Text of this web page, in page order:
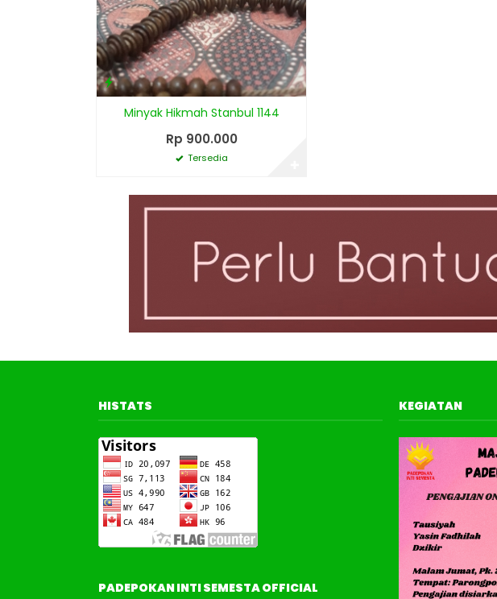
Minyak Hikmah Stanbul 1144
Rp 900.000
Tersedia
HISTATS
PADEPOKAN INTI SEMESTA OFFICIAL
KEGIATAN